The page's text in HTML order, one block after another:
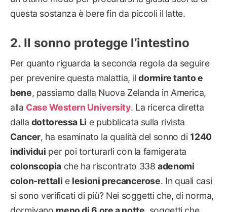
questa sostanza è bere fin da piccoli il latte.
Il sonno protegge l’intestino
Per quanto riguarda la seconda regola da seguire
per prevenire questa malattia, ildormire tanto e
bene, passiamo dalla Nuova Zelanda in America,
alla Case Western University. La ricerca diretta
dalla dottoressa Li e pubblicata sulla rivista
Cancer, ha esaminato la qualità del sonno di 1240
individui per poi torturarli con la famigerata
colonscopiache ha riscontrato 338adenomi
colon-rettali e lesioni precancerose. In quali casi
si sono verificati di più? Nei soggetti che, di norma,